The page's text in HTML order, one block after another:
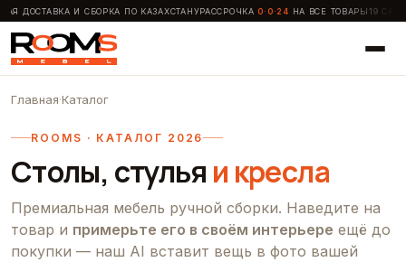
ДОСТАВКА И СБОРКА ПО КАЗАХСТАНУРАССРОЧКА 0·0·24НА ВСЕ ТОВАРЫ19
Главная·Каталог
ROOMS · КАТАЛОГ 2026
Столы, стулья и кресла
Премиальная мебель ручной сборки. Наведите на
товар и примерьте его в своём интерьере ещё до
покупки — наш AI вставит вещь в фото вашей